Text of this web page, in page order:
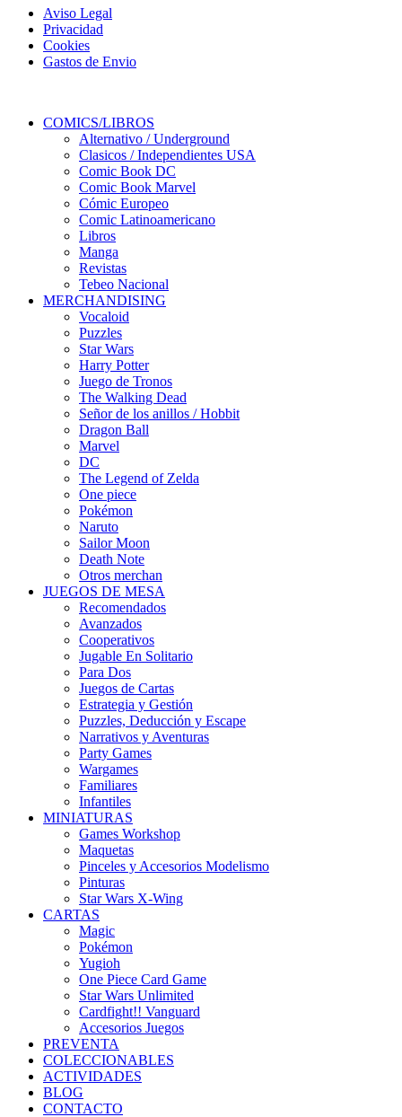
Aviso Legal
Privacidad
Cookies
Gastos de Envio
COMICS/LIBROS
Alternativo / Underground
Clasicos / Independientes USA
Comic Book DC
Comic Book Marvel
Cómic Europeo
Comic Latinoamericano
Libros
Manga
Revistas
Tebeo Nacional
MERCHANDISING
Vocaloid
Puzzles
Star Wars
Harry Potter
Juego de Tronos
The Walking Dead
Señor de los anillos / Hobbit
Dragon Ball
Marvel
DC
The Legend of Zelda
One piece
Pokémon
Naruto
Sailor Moon
Death Note
Otros merchan
JUEGOS DE MESA
Recomendados
Avanzados
Cooperativos
Jugable En Solitario
Para Dos
Juegos de Cartas
Estrategia y Gestión
Puzzles, Deducción y Escape
Narrativos y Aventuras
Party Games
Wargames
Familiares
Infantiles
MINIATURAS
Games Workshop
Maquetas
Pinceles y Accesorios Modelismo
Pinturas
Star Wars X-Wing
CARTAS
Magic
Pokémon
Yugioh
One Piece Card Game
Star Wars Unlimited
Cardfight!! Vanguard
Accesorios Juegos
PREVENTA
COLECCIONABLES
ACTIVIDADES
BLOG
CONTACTO